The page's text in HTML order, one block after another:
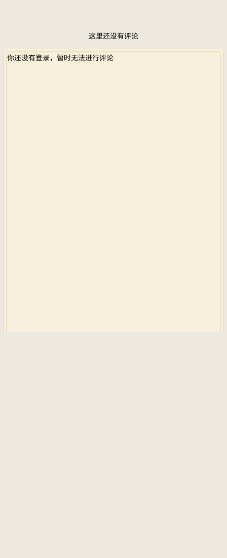
这里还没有评论
你还没有登录，暂时无法进行评论